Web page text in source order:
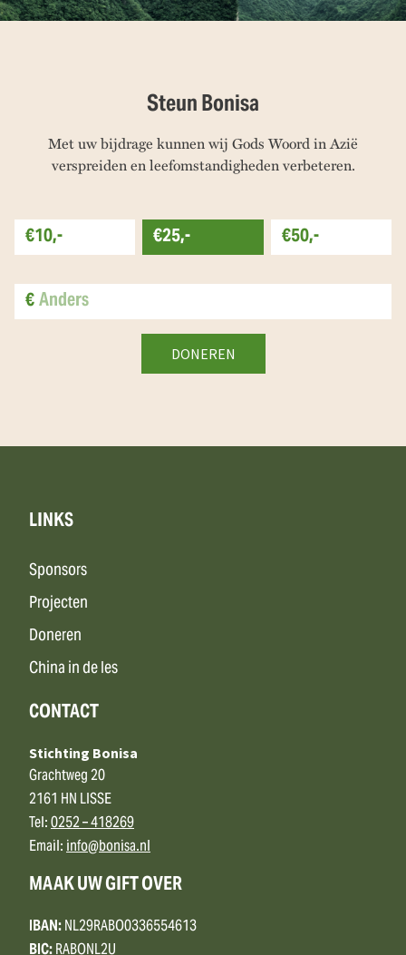
Steun Bonisa
Met uw bijdrage kunnen wij Gods Woord in Azië
verspreiden en leefomstandigheden verbeteren.
€10,- €25,-
€50,-
€
LINKS
Sponsors
Projecten
Doneren
China in de les
CONTACT
Stichting Bonisa
Grachtweg 20
2161 HN LISSE
Tel:0252 – 418269
Email:info@bonisa.nl
MAAK UW GIFT OVER
IBAN:NL29RABO0336554613